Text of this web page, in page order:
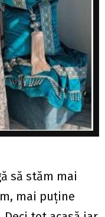
să stăm mai
mai puţine